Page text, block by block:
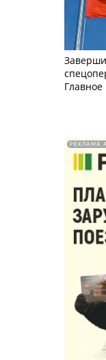
Главное
РЕКЛАМА